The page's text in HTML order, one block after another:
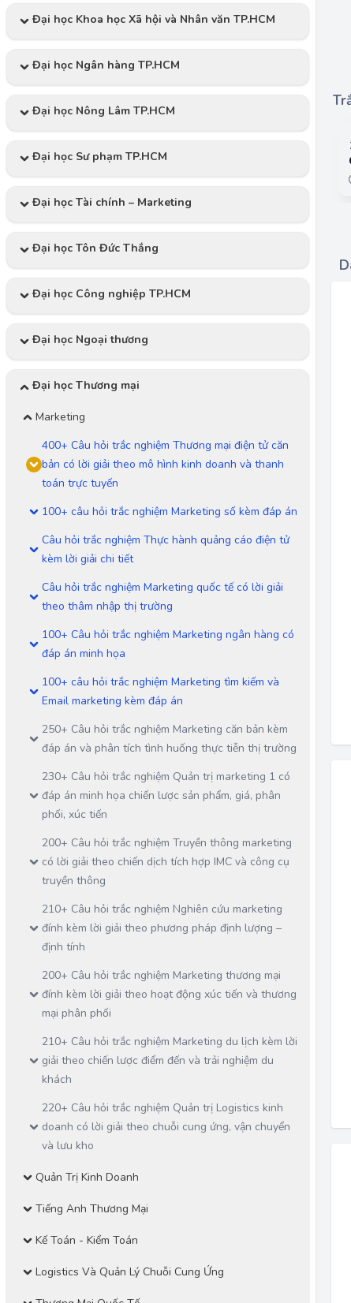
Đại học Khoa học Xã hội và Nhân văn TP.HCM
Đại học Ngân hàng TP.HCM
Đại học Nông Lâm TP.HCM
Đại học Sư phạm TP.HCM
Đại học Tài chính – Marketing
Đại học Tôn Đức Thắng
Đại học Công nghiệp TP.HCM
Đại học Ngoại thương
Đại học Thương mại
Marketing
400+ Câu hỏi trắc nghiệm Thương mại điện tử căn
bản có lời giải theo mô hình kinh doanh và thanh
toán trực tuyến
100+ câu hỏi trắc nghiệm Marketing số kèm đáp án
Câu hỏi trắc nghiệm Thực hành quảng cáo điện tử
kèm lời giải chi tiết
Câu hỏi trắc nghiệm Marketing quốc tế có lời giải
theo thâm nhập thị trường
100+ Câu hỏi trắc nghiệm Marketing ngân hàng có
đáp án minh họa
100+ câu hỏi trắc nghiệm Marketing tìm kiếm và
Email marketing kèm đáp án
250+ Câu hỏi trắc nghiệm Marketing căn bản kèm
đáp án và phân tích tình huống thực tiễn thị trường
230+ Câu hỏi trắc nghiệm Quản trị marketing 1 có
đáp án minh họa chiến lược sản phẩm, giá, phân
phối, xúc tiến
200+ Câu hỏi trắc nghiệm Truyền thông marketing
có lời giải theo chiến dịch tích hợp IMC và công cụ
truyền thông
210+ Câu hỏi trắc nghiệm Nghiên cứu marketing
đính kèm lời giải theo phương pháp định lượng –
định tính
200+ Câu hỏi trắc nghiệm Marketing thương mại
đính kèm lời giải theo hoạt động xúc tiến và thương
mại phân phối
210+ Câu hỏi trắc nghiệm Marketing du lịch kèm lời
giải theo chiến lược điểm đến và trải nghiệm du
khách
220+ Câu hỏi trắc nghiệm Quản trị Logistics kinh
doanh có lời giải theo chuỗi cung ứng, vận chuyển
và lưu kho
Quản Trị Kinh Doanh
Tiếng Anh Thương Mại
Kế Toán - Kiểm Toán
Logistics Và Quản Lý Chuỗi Cung Ứng